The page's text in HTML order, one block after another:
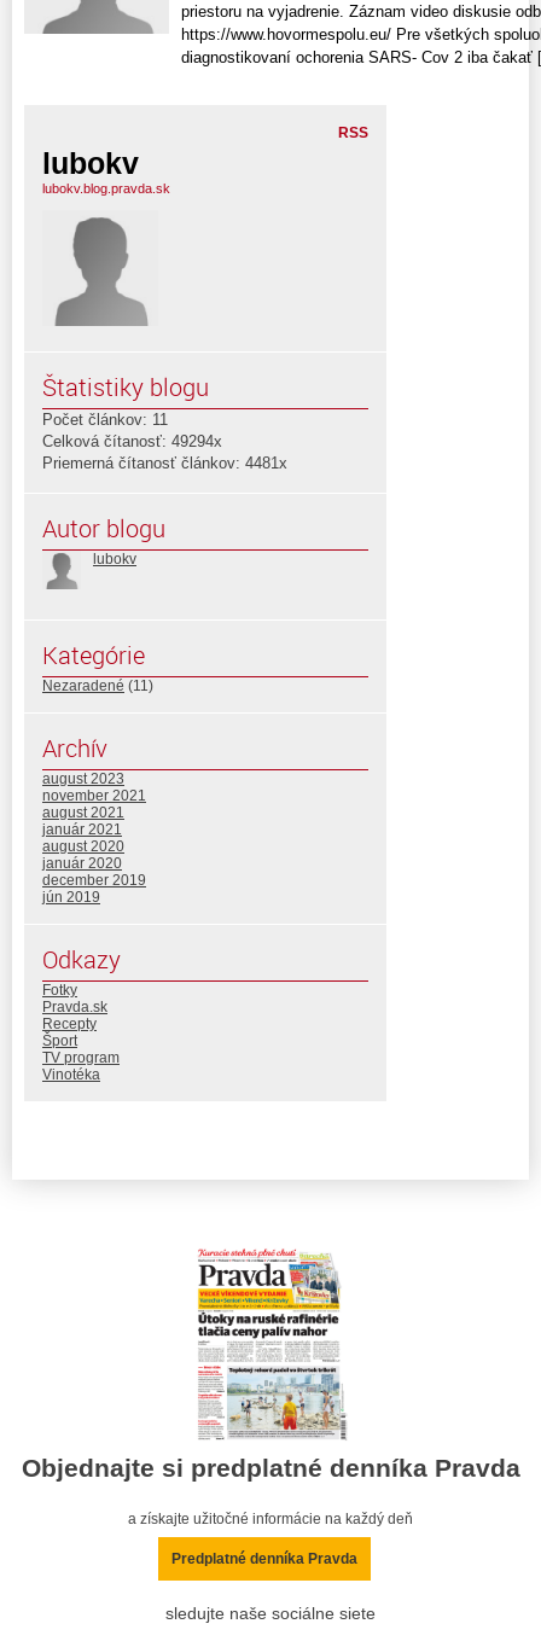
priestoru na vyjadrenie. Záznam video diskusie
https://www.hovormespolu.eu/ Pre všetkých
diagnostikovaní ochorenia SARS- Cov 2 iba čakať
RSS
lubokv
lubokv.blog.pravda.sk
Štatistiky blogu
Počet článkov: 11
Celková čítanosť: 49294x
Priemerná čítanosť článkov: 4481x
Autor blogu
lubokv
Kategórie
Nezaradené (11)
Archív
august 2023
november 2021
august 2021
január 2021
august 2020
január 2020
december 2019
jún 2019
Odkazy
Fotky
Pravda.sk
Recepty
Šport
TV program
Vinotéka
Objednajte si predplatné denníka Pravda
a získajte užitočné informácie na každý deň
Predplatné denníka Pravda
sledujte naše sociálne siete